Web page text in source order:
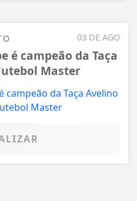
03 DE AGO
é campeão da Taça
Master